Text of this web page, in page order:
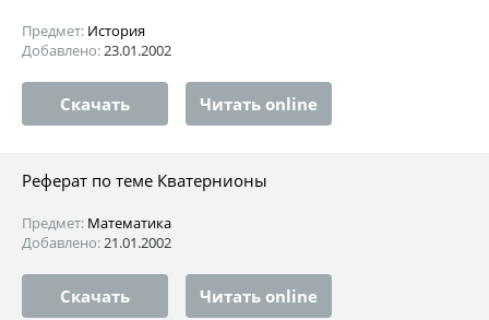
Предмет: История
Добавлено:23.01.2002
Скачать Читать online
Реферат по теме Кватернионы
Предмет: Математика
Добавлено:21.01.2002
Скачать Читать online